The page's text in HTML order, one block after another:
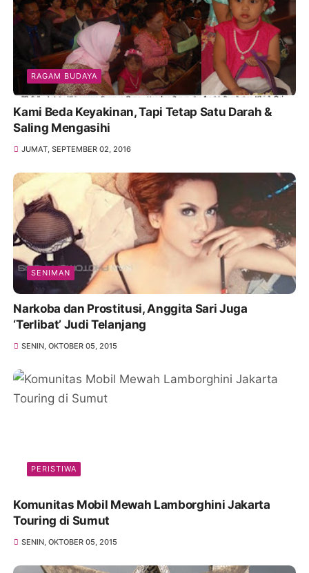
RAGAM BUDAYA
Kami Beda Keyakinan, Tapi Tetap Satu Darah &
Saling Mengasihi
JUMAT, SEPTEMBER 02, 2016
SENIMAN
Narkoba dan Prostitusi, Anggita Sari Juga
‘Terlibat’ Judi Telanjang
SENIN, OKTOBER 05, 2015
PERISTIWA
Komunitas Mobil Mewah Lamborghini Jakarta
Touring di Sumut
SENIN, OKTOBER 05, 2015